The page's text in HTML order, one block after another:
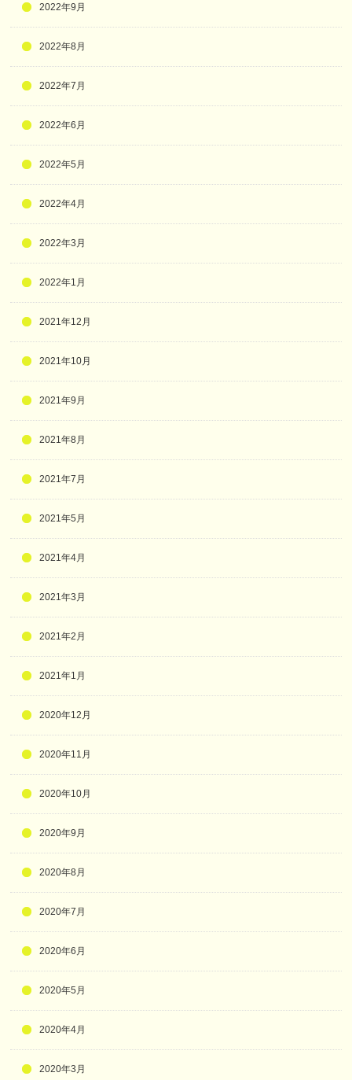
2022年9月
2022年8月
2022年7月
2022年6月
2022年5月
2022年4月
2022年3月
2022年1月
2021年12月
2021年10月
2021年9月
2021年8月
2021年7月
2021年5月
2021年4月
2021年3月
2021年2月
2021年1月
2020年12月
2020年11月
2020年10月
2020年9月
2020年8月
2020年7月
2020年6月
2020年5月
2020年4月
2020年3月